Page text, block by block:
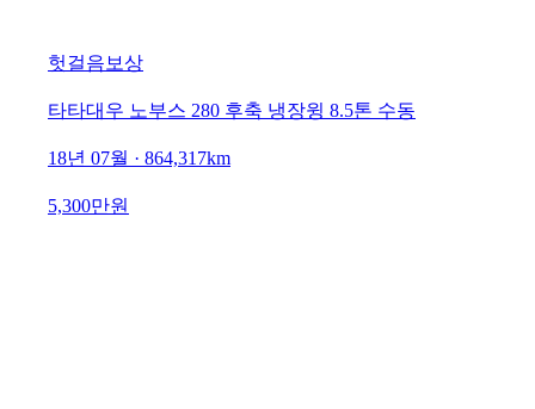
헛걸음보상
타타대우 노부스 280 후축 냉장윙 8.5톤 수동
18년 07월 · 864,317km
5,300만원